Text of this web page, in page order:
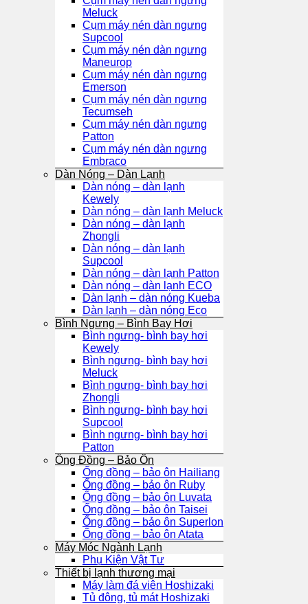
Meluck
Cụm máy nén dàn ngưng
Supcool
Cụm máy nén dàn ngưng
Maneurop
Cụm máy nén dàn ngưng
Emerson
Cụm máy nén dàn ngưng
Tecumseh
Cụm máy nén dàn ngưng
Patton
Cụm máy nén dàn ngưng
Embraco
Dàn Nóng – Dàn Lạnh
Dàn nóng – dàn lạnh
Kewely
Dàn nóng – dàn lạnh Meluck
Dàn nóng – dàn lạnh
Zhongli
Dàn nóng – dàn lạnh
Supcool
Dàn nóng – dàn lạnh Patton
Dàn nóng – dàn lạnh ECO
Dàn lạnh – dàn nóng Kueba
Dàn lạnh – dàn nóng Eco
Bình Ngưng – Bình Bay Hơi
Bình ngưng- bình bay hơi
Kewely
Bình ngưng- bình bay hơi
Meluck
Bình ngưng- bình bay hơi
Zhongli
Bình ngưng- bình bay hơi
Supcool
Bình ngưng- bình bay hơi
Patton
Ống Đồng – Bảo Ôn
Ống đồng – bảo ôn Hailiang
Ống đồng – bảo ôn Ruby
Ống đồng – bảo ôn Luvata
Ống đồng – bảo ôn Taisei
Ống đồng – bảo ôn Superlon
Ống đồng – bảo ôn Atata
Máy Móc Ngành Lạnh
Phụ Kiện Vật Tư
Thiết bị lạnh thương mại
Máy làm đá viên Hoshizaki
Tủ đông, tủ mát Hoshizaki